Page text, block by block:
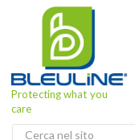
Protecting what you
care